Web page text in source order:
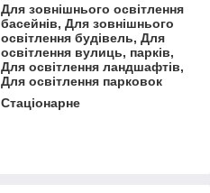
Для зовнішнього освітлення
басейнів, Для зовнішнього
освітлення будівель, Для
освітлення вулиць, парків,
Для освітлення ландшафтів,
Для освітлення парковок
Стаціонарне